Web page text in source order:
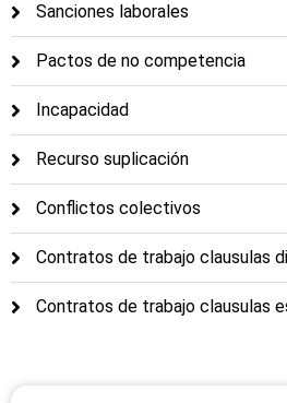
Sanciones laborales
Pactos de no competencia
Incapacidad
Recurso suplicación
Conflictos colectivos
Contratos de trabajo clausulas
Contratos de trabajo clausulas